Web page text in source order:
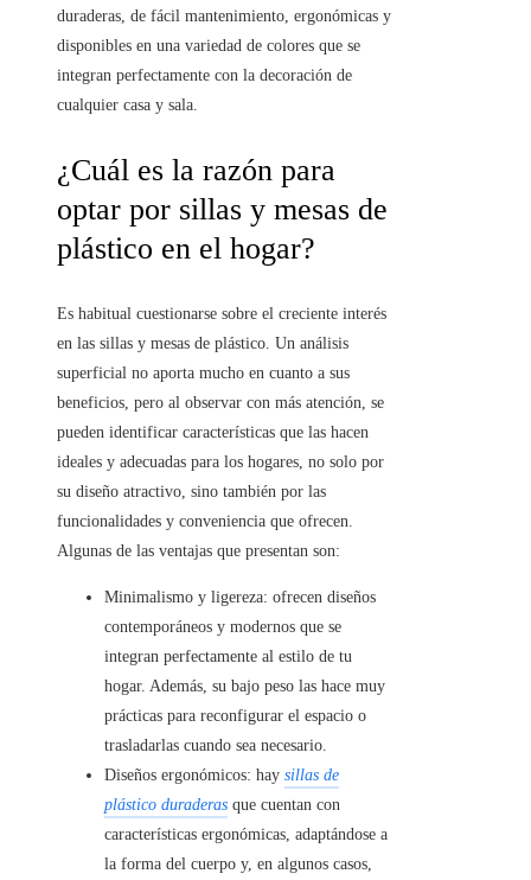
duraderas, de fácil mantenimiento, ergonómicas y
disponibles en una variedad de colores que se
integran perfectamente con la decoración de
cualquier casa y sala.
¿Cuál es la razón para
optar por sillas y mesas de
plástico en el hogar?
Es habitual cuestionarse sobre el creciente interés
en las sillas y mesas de plástico. Un análisis
superficial no aporta mucho en cuanto a sus
beneficios, pero al observar con más atención, se
pueden identificar características que las hacen
ideales y adecuadas para los hogares, no solo por
su diseño atractivo, sino también por las
funcionalidades y conveniencia que ofrecen.
Algunas de las ventajas que presentan son:
Minimalismo y ligereza: ofrecen diseños
contemporáneos y modernos que se
integran perfectamente al estilo de tu
hogar. Además, su bajo peso las hace muy
prácticas para reconfigurar el espacio o
trasladarlas cuando sea necesario.
Diseños ergonómicos: hay sillas de
plástico duraderas que cuentan con
características ergonómicas, adaptándose a
la forma del cuerpo y, en algunos casos,